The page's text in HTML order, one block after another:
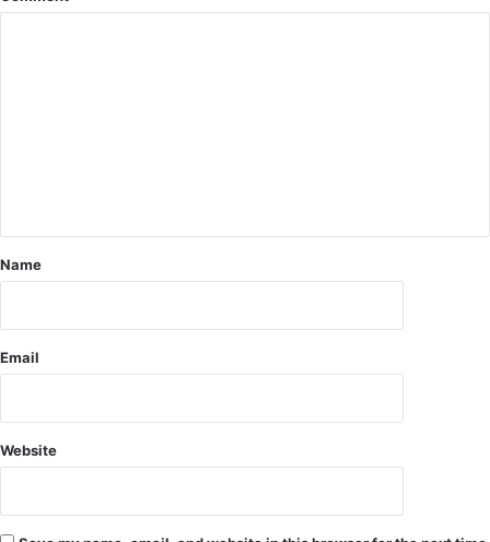
पी
नि
ग
म
र्म
चा
री
प
त्नी
है
रो
Name
Email
Website